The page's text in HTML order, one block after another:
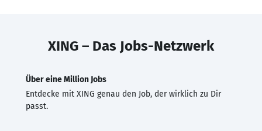
XING – Das Jobs-Netzwerk
Über eine Million Jobs
Entdecke mit XING genau den Job, der wirklich zu Dir
passt.